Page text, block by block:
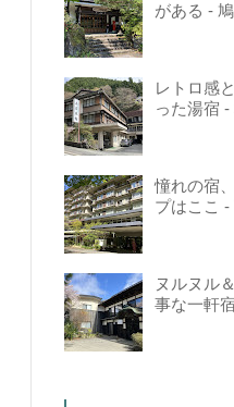
がある -
レトロ感
った湯宿
憧れの宿
プはここ
ヌルヌル
事な一軒